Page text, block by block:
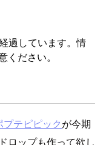
過しています。情
ださい。
プテピピックが今期
ロップも作って欲し